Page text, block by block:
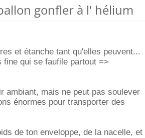
gonfler à l' hélium
et étanche tant qu'elles peuvent...
fine qui se faufile partout =>
ambiant, mais ne peut pas soulever
énormes pour transporter des
de ton enveloppe, de la nacelle, et